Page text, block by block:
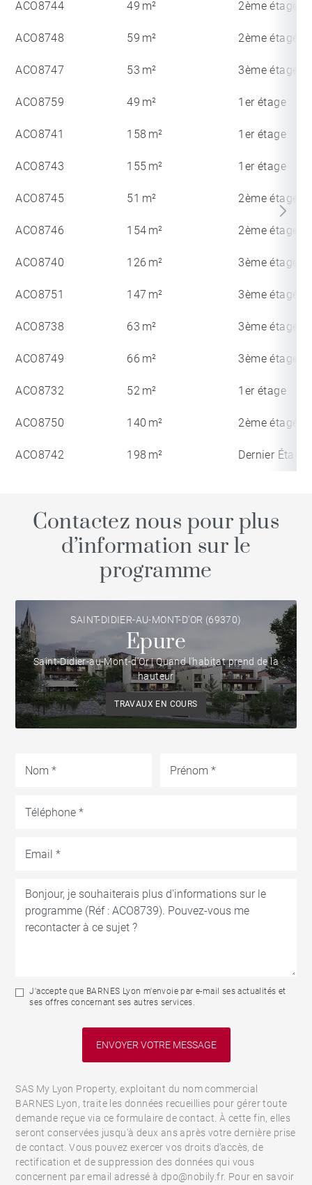
ACO8744 49 m² 2ème étage
ACO8748 59 m² 2ème étage
ACO8747 53 m² 3ème étage
ACO8759 49 m² 1er étage
ACO8741 158 m² 1er étage
ACO8743 155 m² 1er étage
ACO8745 51 m² 2ème étage
ACO8746 154 m² 2ème étage
ACO8740 126 m² 3ème étage
ACO8751 147 m² 3ème étage
ACO8738 63 m² 3ème étage
ACO8749 66 m² 3ème étage
ACO8732 52 m² 1er étage
ACO8750 140 m² 2ème étage
ACO8742 198 m² Dernier Étage
Contactez nous pour plus
d’information sur le
programme
SAINT-DIDIER-AU-MONT-D'OR (69370)
Epure
Saint-Didier-au-Mont-d'Or | Quand l'habitat prend de la
hauteur
TRAVAUX EN COURS
J'accepte que BARNES Lyon m'envoie par e-mail ses actualités et
ses offres concernant ses autres services.
SAS My Lyon Property, exploitant du nom commercial
BARNES Lyon, traite les données recueillies pour gérer toute
demande reçue via ce formulaire de contact. À cette fin, elles
seront conservées jusqu'à deux ans après votre dernière prise
de contact. Vous pouvez exercer vos droits d'accès, de
rectification et de suppression des données qui vous
concernent par email adressé à dpo@nobily.fr. Pour en savoir